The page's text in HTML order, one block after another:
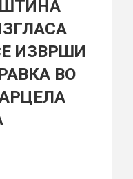
ИЗВРШИ
ВО